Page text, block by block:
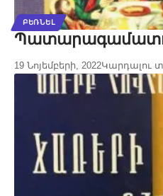
ԲԵՌՆԵԼ
19 Նոյեմբերի, 2022Կարդալու